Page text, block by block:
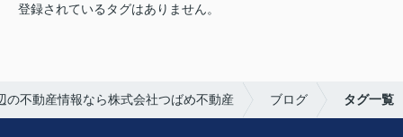
登録されているタグはありません。
の不動産情報なら株式会社つばめ不動産 ブログ タグ一覧